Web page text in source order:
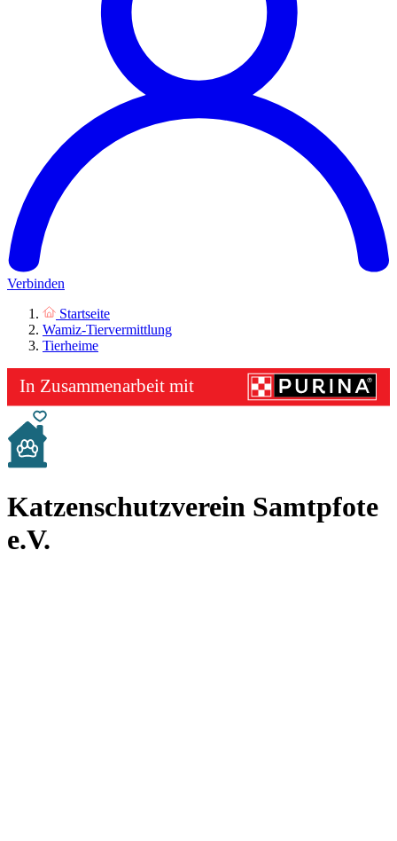
Verbinden
Startseite
Wamiz-Tiervermittlung
Tierheime
Katzenschutzverein Samtpfote
e.V.